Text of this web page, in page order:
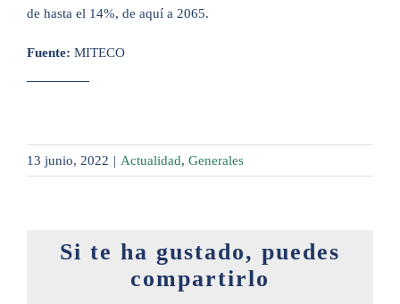
de hasta el 14%, de aquí a 2065.
Fuente: MITECO
13 junio, 2022 | Actualidad, Generales
Si te ha gustado, puedes
compartirlo